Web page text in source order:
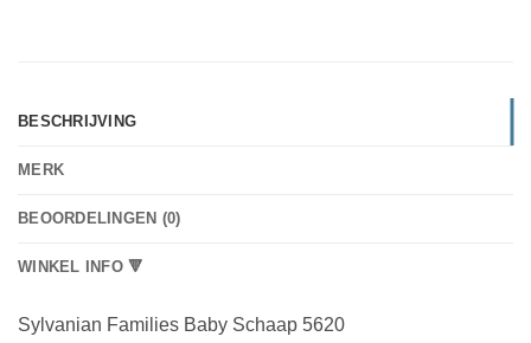
BESCHRIJVING
MERK
BEOORDELINGEN (0)
WINKEL INFO 🔻
Sylvanian Families Baby Schaap 5620